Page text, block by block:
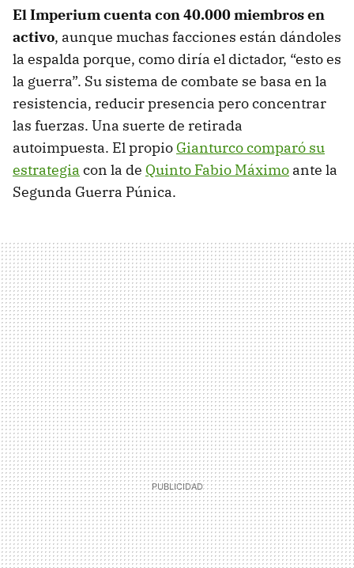
El Imperium cuenta con 40.000 miembros en
activo, aunque muchas facciones están dándoles
la espalda porque, como diría el dictador, “esto es
la guerra”. Su sistema de combate se basa en la
resistencia, reducir presencia pero concentrar
las fuerzas. Una suerte de retirada
autoimpuesta. El propio Gianturco comparó su
estrategia con la de Quinto Fabio Máximo ante la
Segunda Guerra Púnica.